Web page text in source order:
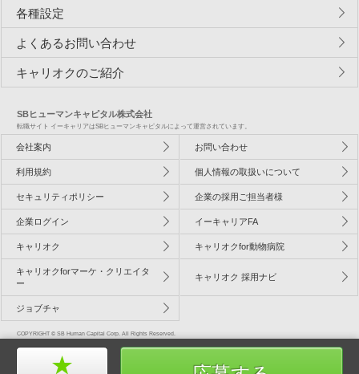
各種設定
よくあるお問い合わせ
キャリオクのご紹介
SBヒューマンキャピタル株式会社
転職サイト イーキャリアはSBヒューマンキャピタルによって運営されています。
会社案内 お問い合わせ
利用規約 個人情報の取扱いについて
セキュリティポリシー 企業の採用ご担当者様
企業ログイン イーキャリアFA
キャリオク キャリオクfor動物病院
キャリオクforマーケ・クリエイタ
ー
キャリオク 採用ナビ
ジョブチャ
COPYRIGHT © SB Human Capital Corp. All Rights Reserved.